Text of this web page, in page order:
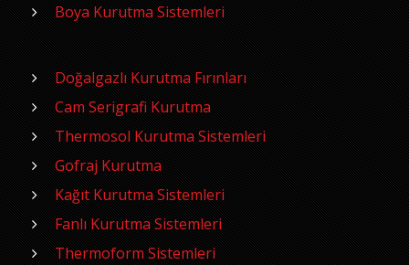
Boya Kurutma Sistemleri
Doğalgazlı Kurutma Fırınları
Cam Serigrafi Kurutma
Thermosol Kurutma Sistemleri
Gofraj Kurutma
Kağıt Kurutma Sistemleri
Fanlı Kurutma Sistemleri
Thermoform Sistemleri